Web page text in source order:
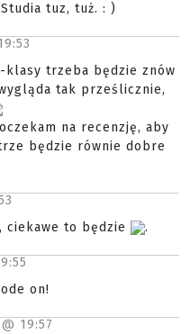
tuz, tuż. : )
trzeba będzie znów
tak prześlicznie,
na recenzję, aby
będzie równie dobre
ciekawe to będzie .
on!
19:57